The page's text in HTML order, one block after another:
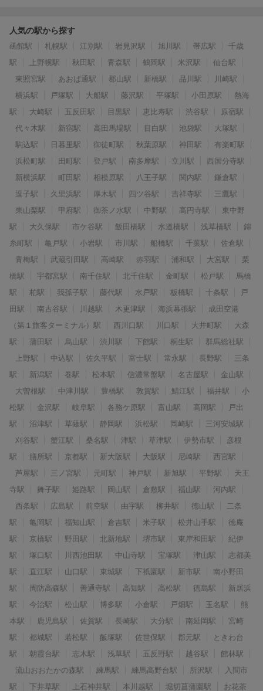
人気の駅から探す
函館駅 札幌駅 江別駅 岩見沢駅 旭川駅 帯広駅
千歳
駅
上野幌駅 秋田駅 青森駅 鶴岡駅 米沢駅
仙台駅
東照宮駅
あおば通駅 郡山駅 新橋駅 品川駅
川崎駅
横浜駅
戸塚駅 大船駅 藤沢駅 平塚駅 小田原駅
熱海
駅
大崎駅 五反田駅 目黒駅 恵比寿駅 渋谷駅
原宿駅
代々木駅
新宿駅 高田馬場駅 目白駅 池袋駅
大塚駅
駒込駅
日暮里駅 御徒町駅 秋葉原駅 神田駅
有楽町駅
浜松町駅
田町駅 登戸駅 南多摩駅 立川駅
西国分寺駅
新横浜駅
町田駅 相模原駅 八王子駅 関内駅
鎌倉駅
逗子駅
久里浜駅 厚木駅 四ツ谷駅 吉祥寺駅
三鷹駅
東山梨駅
甲府駅 御茶ノ水駅 中野駅 高円寺駅
東中野
駅
大久保駅 市ケ谷駅 飯田橋駅 水道橋駅 浅草橋駅
錦
糸町駅
亀戸駅 小岩駅 市川駅 船橋駅 千葉駅
佐倉駅
青梅駅
武蔵引田駅 高崎駅 赤羽駅 浦和駅 大宮駅
栗
橋駅
宇都宮駅 南千住駅 北千住駅 金町駅 松戸駅
馬橋
駅
柏駅 我孫子駅 藤代駅 水戸駅 板橋駅 十条駅
戸
田駅
南古谷駅 川越駅 木更津駅 海浜幕張駅
成田空港
（第１旅客ターミナル）駅
西川口駅 川口駅 大井町駅
大森
駅
蒲田駅 烏山駅 渋川駅 下館駅 桐生駅
群馬総社駅
上野駅
中込駅 佐久平駅 富士駅 常永駅 長野駅
三条
駅
新潟駅 巻駅 松本駅 信濃常盤駅 名古屋駅
金山駅
大曽根駅
中津川駅 豊橋駅 敦賀駅 鯖江駅 福井駅
小
松駅
金沢駅 岐阜駅 各務ケ原駅 富山駅 高岡駅
戸出
駅
沼津駅 草薙駅 静岡駅 浜松駅 岡崎駅
三河安城駅
刈谷駅
蟹江駅 桑名駅 津駅 草津駅 伊勢市駅
彦根
駅
膳所駅 京都駅 新大阪駅 大阪駅 尼崎駅
西宮駅
芦屋駅
三ノ宮駅 元町駅 神戸駅 新旭駅 平野駅
天王
寺駅
舞子駅 姫路駅 岡山駅 倉敷駅 福山駅
河内駅
西条駅
広島駅 前空駅 由宇駅 柳井駅 徳山駅
二条
駅
亀岡駅 福知山駅 倉吉駅 米子駅 松井山手駅
徳庵
駅
京橋駅 野田駅 北新地駅 堺市駅 東岸和田駅
紀伊
駅
塚口駅 川西池田駅 中山寺駅 宝塚駅 津山駅
志都美
駅
直江駅 山口駅 東城駅 下祇園駅 新市駅
南小野田
駅
周防高森駅 善通寺駅 高知駅 高松駅 徳島駅
新居浜
駅
今治駅 松山駅 博多駅 小倉駅 戸畑駅 玉名駅
熊
本駅
鹿児島駅 佐賀駅 長崎駅 大分駅 南延岡駅
宮崎
駅
都城駅 若松駅 飯塚駅 佐世保駅 郡元駅
ときわ台
駅
朝霞台駅 志木駅 浅草駅 五反野駅 越谷駅
館林駅
流山おおたかの森駅
練馬駅 練馬高野台駅 所沢駅
入間市
駅
下井草駅 上石神井駅 本川越駅 堀切菖蒲園駅 お花茶